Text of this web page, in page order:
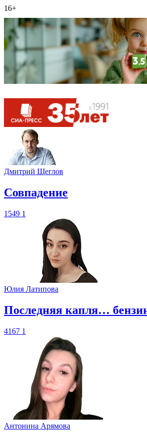
16+
Дмитрий Щеглов
​Совпадение
1549 1
Юлия Латипова
​Последняя капля…
4167 1
Антонина Арямова